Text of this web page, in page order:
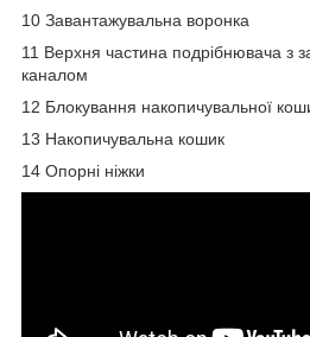
10 Завантажувальна воронка
11 Верхня частина подрібнювача з
каналом
12 Блокування накопичувальної
13 Накопичувальна кошик
14 Опорні ніжки